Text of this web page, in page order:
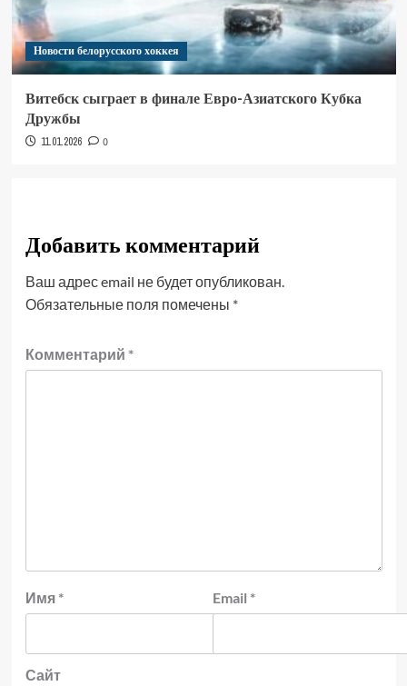
Новости белорусского хоккея
Витебск сыграет в финале Евро-Азиатского Кубка
Дружбы
11.01.2026 0
Добавить комментарий
Ваш адрес email не будет опубликован.
Обязательные поля помечены *
Комментарий *
Имя * Email *
Сайт